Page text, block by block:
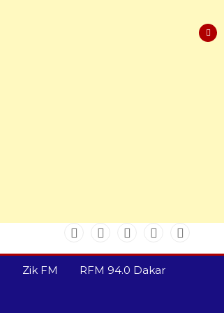
Zik FM RFM 94.0 Dakar